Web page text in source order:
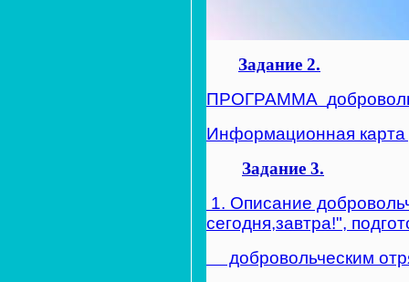
Задание 2.
ПРОГРАММА
Информационная карта
Задание 3.
1. Описание
сегодня,завтра!",
добровольческим